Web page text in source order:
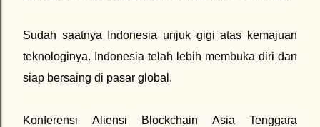
Sudah saatnya Indonesia unjuk gigi atas kemajuan
teknologinya. Indonesia telah lebih membuka diri dan
siap bersaing di pasar global.
Konferensi Aliensi Blockchain Asia Tenggara